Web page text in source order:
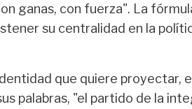
ganas, con fuerza". La
su centralidad en la
que quiere proyectar,
palabras, "el partido de la